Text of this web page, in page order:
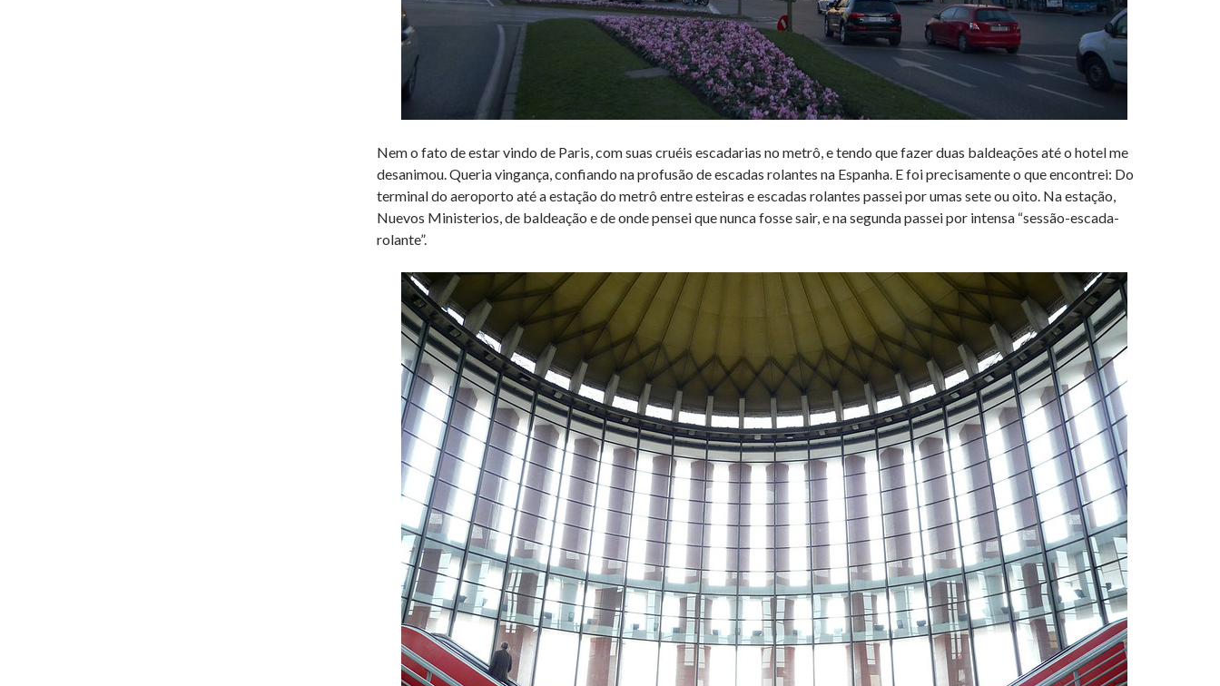
Nem o fato de estar vindo de Paris, com suas cruéis escadarias no metrô, e tendo que fazer duas baldeações até o hotel me
desanimou. Queria vingança, confiando na profusão de escadas rolantes na Espanha. E foi precisamente o que encontrei: Do
terminal do aeroporto até a estação do metrô entre esteiras e escadas rolantes passei por umas sete ou oito. Na estação,
Nuevos Ministerios, de baldeação e de onde pensei que nunca fosse sair, e na segunda passei por intensa “sessão-escada-
rolante”.